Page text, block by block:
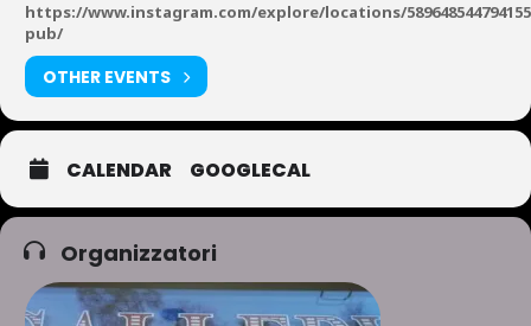
https://www.instagram.com/explore/locations/
pub/
OTHER EVENTS
CALENDAR GOOGLECAL
Organizzatori